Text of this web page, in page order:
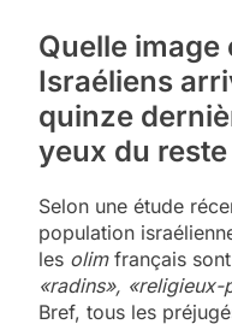
Quelle
Israéliens
quinze
yeux du
Selon une étude
population
les olim français sont
«radins»,
Bref, tous les